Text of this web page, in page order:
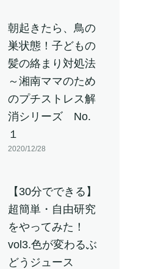
朝起きたら、鳥の
巣状態！子どもの
髪の絡まり対処法
～湘南ママのため
のプチストレス解
消シリーズ No.
１
2020/12/28
【30分でできる】
超簡単・自由研究
をやってみた！
vol3.色が変わるぶ
どうジュース